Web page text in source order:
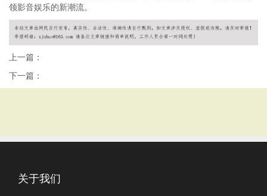
领影音娱乐的新潮流。
上一篇：
下一篇：
关于我们